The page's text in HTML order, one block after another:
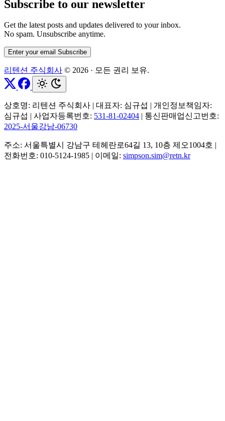
Subscribe to our newsletter
Get the latest posts and updates delivered to your inbox.
No spam. Unsubscribe anytime.
Enter your email Subscribe
리텐션 주식회사 © 2026 · 모든 권리 보유.
상호명: 리텐션 주식회사 | 대표자: 심규섭 | 개인정보책임자:
심규섭 | 사업자등록번호: 531-81-02404 | 통신판매업신고번호:
2025-서울강남-06730
주소: 서울특별시 강남구 테헤란로64길 13, 10층 제오1004호 |
전화번호: 010-5124-1985 | 이메일: simpson.sim@retn.kr